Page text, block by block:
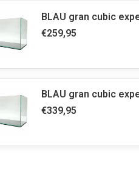
BLAU gran cubic
€259,95
BLAU gran cubic
€339,95